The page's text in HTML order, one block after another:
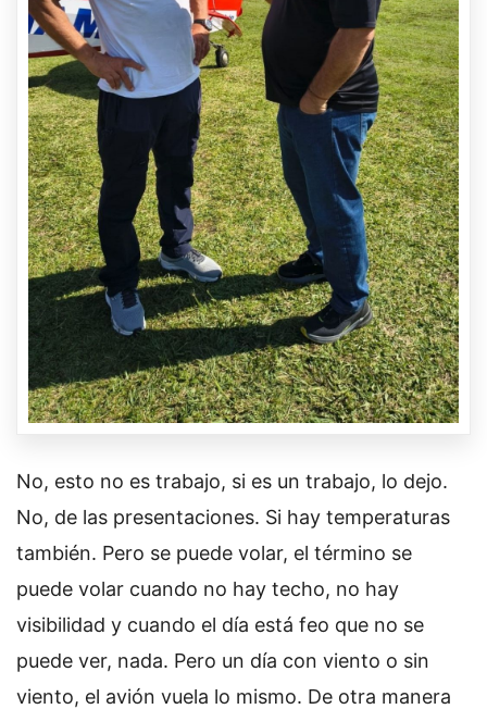
No, esto no es trabajo, si es un trabajo, lo dejo.
No, de las presentaciones. Si hay temperaturas
también. Pero se puede volar, el término se
puede volar cuando no hay techo, no hay
visibilidad y cuando el día está feo que no se
puede ver, nada. Pero un día con viento o sin
viento, el avión vuela lo mismo. De otra manera